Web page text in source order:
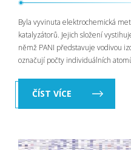
Byla vyvinuta elektrochemická
katalyzátorů. Jejich složení
němž PANI představuje vodivou
označují počty individuálních
ČÍST VÍCE